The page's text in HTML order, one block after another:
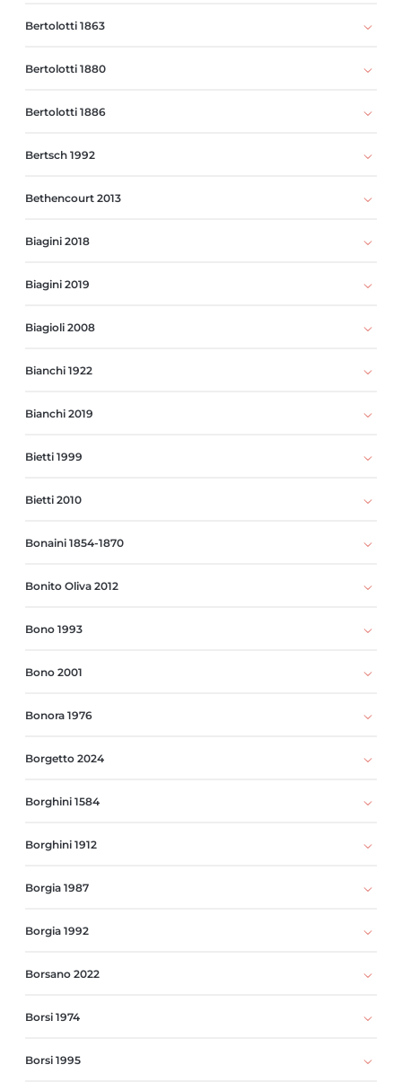
Bertolotti 1863
Bertolotti 1880
Bertolotti 1886
Bertsch 1992
Bethencourt 2013
Biagini 2018
Biagini 2019
Biagioli 2008
Bianchi 1922
Bianchi 2019
Bietti 1999
Bietti 2010
Bonaini 1854-1870
Bonito Oliva 2012
Bono 1993
Bono 2001
Bonora 1976
Borgetto 2024
Borghini 1584
Borghini 1912
Borgia 1987
Borgia 1992
Borsano 2022
Borsi 1974
Borsi 1995